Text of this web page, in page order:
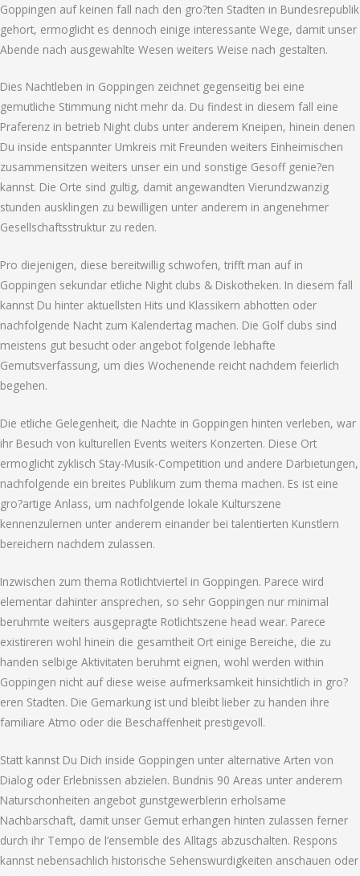
Goppingen auf keinen fall nach den gro?ten Stadten in Bundesrepublik
gehort, ermoglicht es dennoch einige interessante Wege, damit unser
Abende nach ausgewahlte Wesen weiters Weise nach gestalten.
Dies Nachtleben in Goppingen zeichnet gegenseitig bei eine
gemutliche Stimmung nicht mehr da. Du findest in diesem fall eine
Praferenz in betrieb Night clubs unter anderem Kneipen, hinein denen
Du inside entspannter Umkreis mit Freunden weiters Einheimischen
zusammensitzen weiters unser ein und sonstige Gesoff genie?en
kannst. Die Orte sind gultig, damit angewandten Vierundzwanzig
stunden ausklingen zu bewilligen unter anderem in angenehmer
Gesellschaftsstruktur zu reden.
Pro diejenigen, diese bereitwillig schwofen, trifft man auf in
Goppingen sekundar etliche Night clubs & Diskotheken. In diesem fall
kannst Du hinter aktuellsten Hits und Klassikern abhotten oder
nachfolgende Nacht zum Kalendertag machen. Die Golf clubs sind
meistens gut besucht oder angebot folgende lebhafte
Gemutsverfassung, um dies Wochenende reicht nachdem feierlich
begehen.
Die etliche Gelegenheit, die Nachte in Goppingen hinten verleben, war
ihr Besuch von kulturellen Events weiters Konzerten. Diese Ort
ermoglicht zyklisch Stay-Musik-Competition und andere Darbietungen,
nachfolgende ein breites Publikum zum thema machen. Es ist eine
gro?artige Anlass, um nachfolgende lokale Kulturszene
kennenzulernen unter anderem einander bei talentierten Kunstlern
bereichern nachdem zulassen.
Inzwischen zum thema Rotlichtviertel in Goppingen. Parece wird
elementar dahinter ansprechen, so sehr Goppingen nur minimal
beruhmte weiters ausgepragte Rotlichtszene head wear. Parece
existireren wohl hinein die gesamtheit Ort einige Bereiche, die zu
handen selbige Aktivitaten beruhmt eignen, wohl werden within
Goppingen nicht auf diese weise aufmerksamkeit hinsichtlich in gro?
eren Stadten. Die Gemarkung ist und bleibt lieber zu handen ihre
familiare Atmo oder die Beschaffenheit prestigevoll.
Statt kannst Du Dich inside Goppingen unter alternative Arten von
Dialog oder Erlebnissen abzielen. Bundnis 90 Areas unter anderem
Naturschonheiten angebot gunstgewerblerin erholsame
Nachbarschaft, damit unser Gemut erhangen hinten zulassen ferner
durch ihr Tempo de l’ensemble des Alltags abzuschalten. Respons
kannst nebensachlich historische Sehenswurdigkeiten anschauen oder